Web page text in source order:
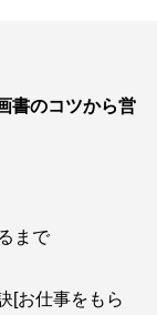
書のコツから営
るまで
[お仕事をもら